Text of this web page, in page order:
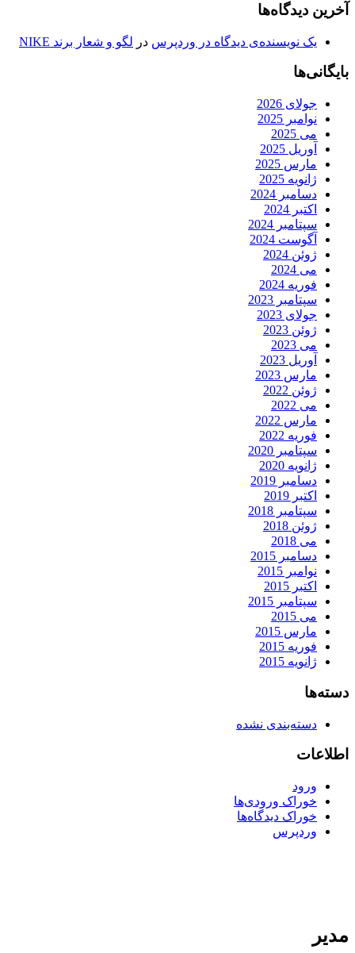
آخرین دیدگاه‌ها
یک نویسنده‌ی دیدگاه در وردپرس در لگو و شعار برند NIKE
بایگانی‌ها
جولای 2026
نوامبر 2025
می 2025
آوریل 2025
مارس 2025
ژانویه 2025
دسامبر 2024
اکتبر 2024
سپتامبر 2024
آگوست 2024
ژوئن 2024
می 2024
فوریه 2024
سپتامبر 2023
جولای 2023
ژوئن 2023
می 2023
آوریل 2023
مارس 2023
ژوئن 2022
می 2022
مارس 2022
فوریه 2022
سپتامبر 2020
ژانویه 2020
دسامبر 2019
اکتبر 2019
سپتامبر 2018
ژوئن 2018
می 2018
دسامبر 2015
نوامبر 2015
اکتبر 2015
سپتامبر 2015
می 2015
مارس 2015
فوریه 2015
ژانویه 2015
دسته‌ها
دسته‌بندی نشده
اطلاعات
ورود
خوراک ورودی‌ها
خوراک دیدگاه‌ها
وردپرس
مدیر